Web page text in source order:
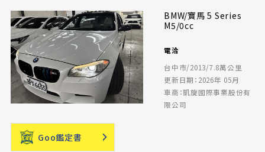
BMW/寶馬 5 Series
M5/0cc
電洽
台中市/2013/7.8萬公里
更新日期：2026年 05月
車商：凱旋國際事業股份有
限公司
Goo鑑定書